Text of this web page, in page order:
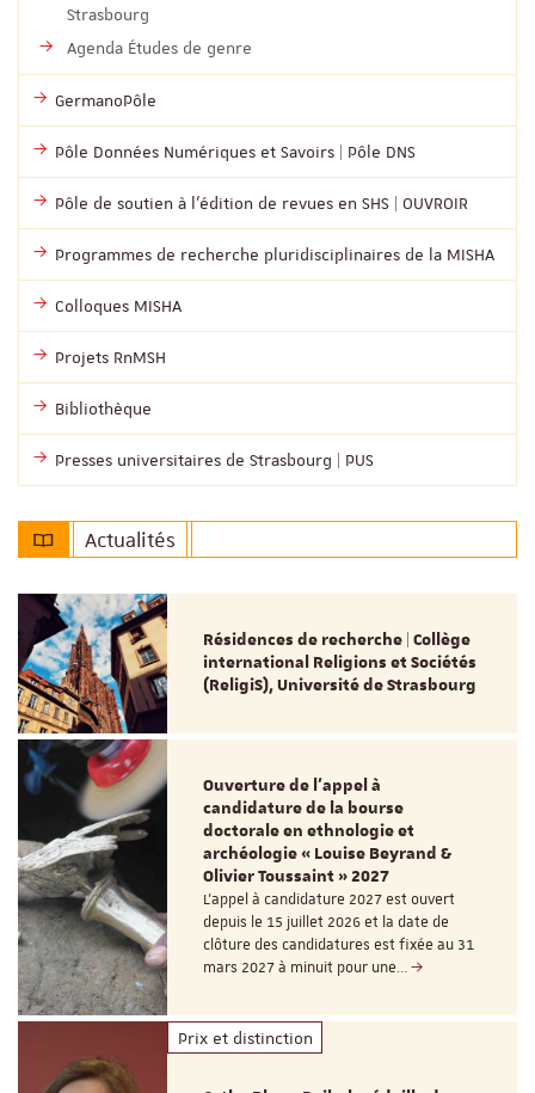
Strasbourg
Agenda Études de genre
GermanoPôle
Pôle Données Numériques et Savoirs | Pôle DNS
Pôle de soutien à l’édition de revues en SHS | OUVROIR
Programmes de recherche pluridisciplinaires de la MISHA
Colloques MISHA
Projets RnMSH
Bibliothèque
Presses universitaires de Strasbourg | PUS
Actualités
Résidences de recherche | Collège
international Religions et Sociétés
(ReligiS), Université de Strasbourg
Ouverture de l'appel à
candidature de la bourse
doctorale en ethnologie et
archéologie « Louise Beyrand &
Olivier Toussaint » 2027
L’appel à candidature 2027 est ouvert
depuis le 15 juillet 2026 et la date de
clôture des candidatures est fixée au 31
mars 2027 à minuit pour une…
Prix et distinction